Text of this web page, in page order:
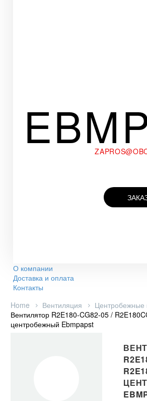
О компании
Доставка и оплата
Контакты
Home
Вентиляция
Центробежные
Вентилятор R2E180-CG82-05 /
центробежный Ebmpapst